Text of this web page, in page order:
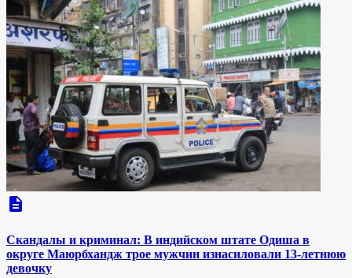
description
Скандалы и криминал: В индийском штате Одиша в
округе Маюрбхандж трое мужчин изнасиловали 13-летнюю
девочку